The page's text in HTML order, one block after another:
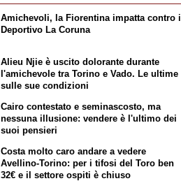
Amichevoli, la Fiorentina impatta contro il
Deportivo La Coruna
Alieu Njie è uscito dolorante durante
l'amichevole tra Torino e Vado. Le ultime
sulle sue condizioni
Cairo contestato e seminascosto, ma
nessuna illusione: vendere è l'ultimo dei
suoi pensieri
Costa molto caro andare a vedere
Avellino-Torino: per i tifosi del Toro ben
32€ e il settore ospiti è chiuso